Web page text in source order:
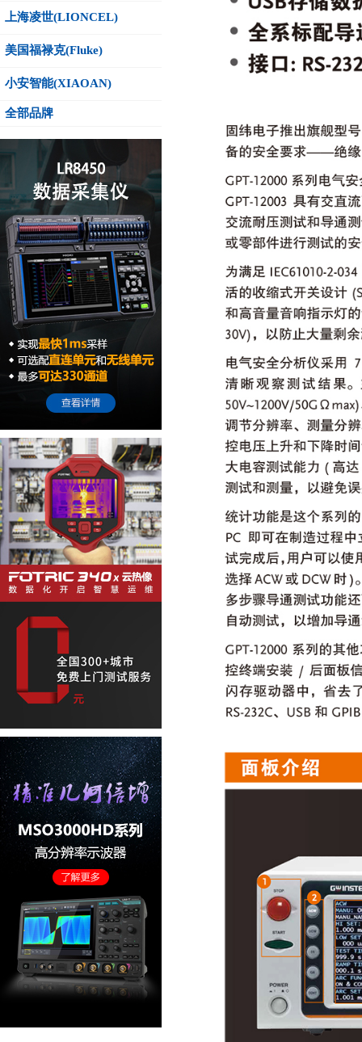
上海凌世(LIONCEL)
美国福禄克(Fluke)
小安智能(XIAOAN)
全部品牌